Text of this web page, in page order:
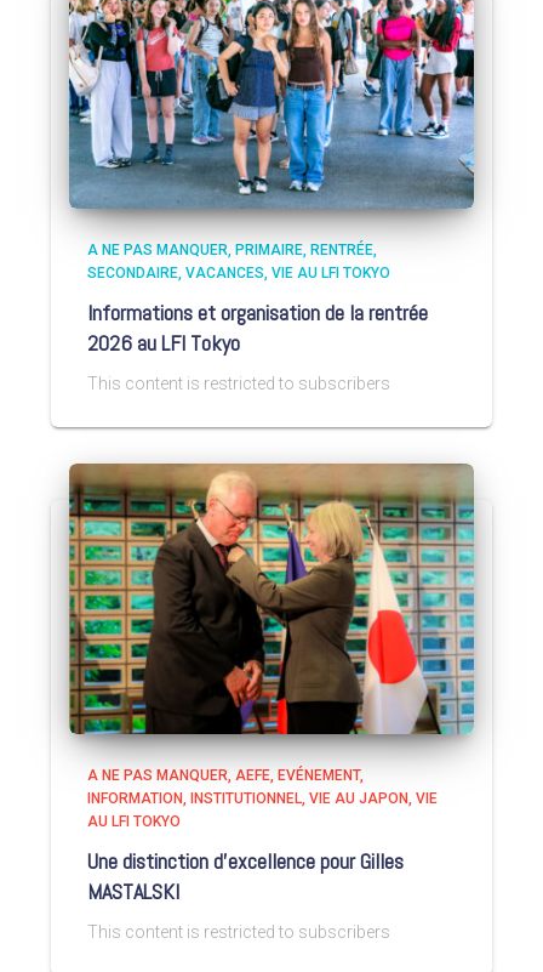
A NE PAS MANQUER PRIMAIRE RENTRÉE
SECONDAIRE VACANCES VIE AU LFI TOKYO
Informations et organisation de la rentrée
2026 au LFI Tokyo
This content is restricted to subscribers
A NE PAS MANQUER AEFE EVÉNEMENT
INFORMATION
INSTITUTIONNEL VIE AU JAPON VIE
AU LFI TOKYO
Une distinction d’excellence pour Gilles
MASTALSKI
This content is restricted to subscribers